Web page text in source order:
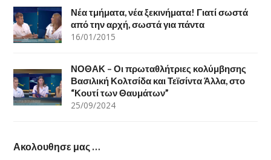
Νέα τμήματα, νέα ξεκινήματα! Γιατί σωστά
από την αρχή, σωστά για πάντα
16/01/2015
ΝΟΘΑΚ – Οι πρωταθλήτριες κολύμβησης
Βασιλική Κολτσίδα και Τεϊσίντα Άλλα, στο
“Κουτί των Θαυμάτων”
25/09/2024
Ακολουθησε μας …